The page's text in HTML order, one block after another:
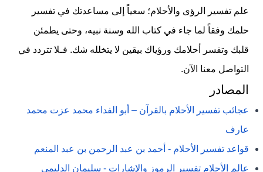
علم تفسير الرؤى والأحلام؛ سعياً إلى مساعدتك في تفسير
حلمك وفقاً لما جاء في كتاب الله وسنة نبيه، وحتى يطمئن
قلبك وتفسر أحلامك ورؤياك بيقين لا يتخلله شك. فـلا تتردد في
التواصل معنا الآن.
المصادر
عجائب تفسير الأحلام بالقرآن – أبو الفداء محمد عزت محمد
عارف
قواعد تفسير الأحلام - أحمد بن عبد الرحمن بن عبد المنعم
عالم الأحلام تفسير الرموز والإشارات - سليمان الدليمي